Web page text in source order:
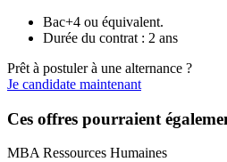
Bac+4 ou équivalent.
Durée du contrat : 2 ans
Prêt à postuler à une alternance ?
Je candidate maintenant
Ces offres pourraient
MBA Ressources Humaines